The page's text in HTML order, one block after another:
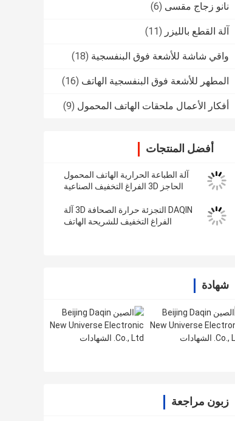
نانو زجاج مقسى (6)
آلة القطع بالليزر (11)
واقي شاشة للأشعة فوق البنفسجية (18)
المطهر للأشعة فوق البنفسجية الهاتف (16)
أفكار الأعمال ملحقات الهاتف المحمول (9)
أفضل المنتجات
آلة الطباعة الحرارية الهاتف المحمول
الحاجز 3D الفراغ التخفيف الصناعية
DAQIN التجزئة حرارة الصحافة 3D آلة
الفراغ التخفيف للشريحة الهاتف
شهادة
زبون مراجعة